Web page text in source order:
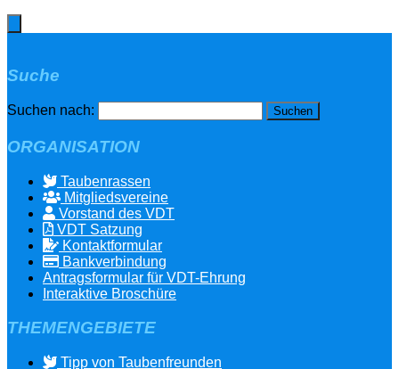
Suche
Suchen nach:
ORGANISATION
Taubenrassen
Mitgliedsvereine
Vorstand des VDT
VDT Satzung
Kontaktformular
Bankverbindung
Antragsformular für VDT-Ehrung
Interaktive Broschüre
THEMENGEBIETE
Tipp von Taubenfreunden